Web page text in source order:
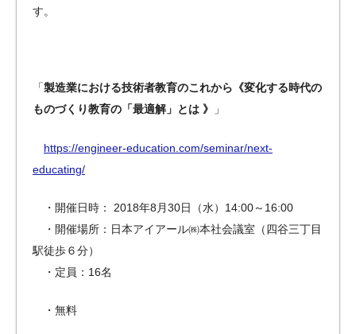
す。
「製造業における技術者教育のこれから《変化する時代の
ものづくり教育の「最適解」とは 》
」
https://engineer-education.com/seminar/next-
educating/
・開催日時： 2018年8月30日（水）14:00～16:00
・開催場所：日本アイアール㈱本社会議室（四谷三丁目
駅徒歩６分）
・定員：16名
・無料